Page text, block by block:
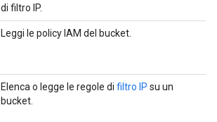
di filtro IP.
Leggi le policy IAM del bucket.
Elenca o legge le regole di filtro IP su un
bucket.